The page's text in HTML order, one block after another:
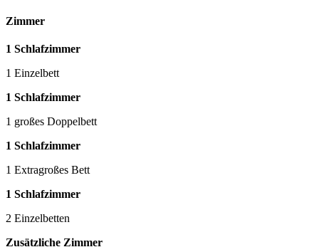
Zimmer
1 Schlafzimmer
1 Einzelbett
1 Schlafzimmer
1 großes Doppelbett
1 Schlafzimmer
1 Extragroßes Bett
1 Schlafzimmer
2 Einzelbetten
Zusätzliche Zimmer